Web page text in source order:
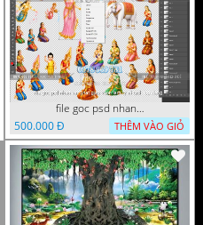
file goc psd nhan vat phat giao vuon lam ty ni tach lop rieng
500.000 Đ
THÊM VÀO GIỎ